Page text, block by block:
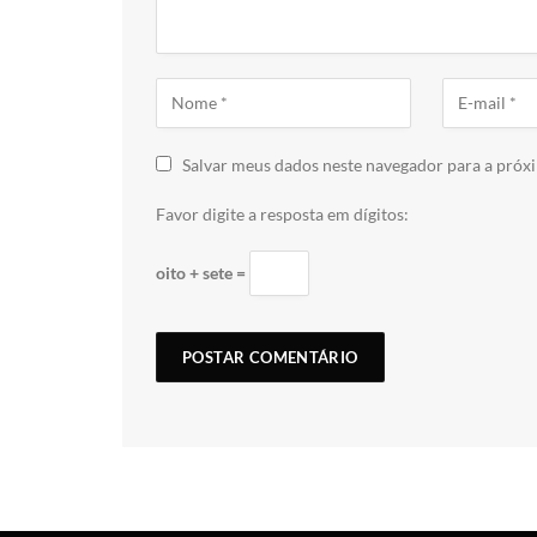
Salvar meus dados neste navegador para a
Favor digite a resposta em dígitos:
oito + sete =